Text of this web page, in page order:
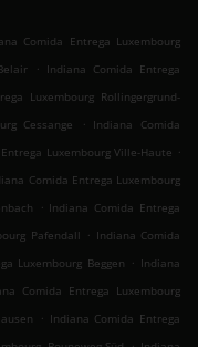
Comida Entrega Luxembourg
. Indiana Comida Entrega
Luxembourg Rollingergrund-
Cessange . Indiana Comida
Luxembourg Ville-Haute .
Comida Entrega Luxembourg
. Indiana Comida Entrega
Pafendall . Indiana Comida
Luxembourg Beggen . Indiana
Comida Entrega Luxembourg
. Indiana Comida Entrega
.